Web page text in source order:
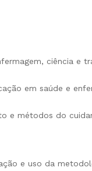
ciência
em saúde e
e métodos do
e uso da